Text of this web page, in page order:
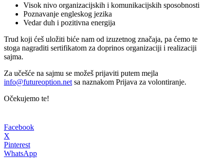
Visok nivo organizacijskih i komunikacijskih sposobnosti
Poznavanje engleskog jezika
Vedar duh i pozitivna energija
Trud koji ćeš uložiti biće nam od izuzetnog značaja, pa ćemo te
stoga nagraditi sertifikatom za doprinos organizaciji i realizaciji
sajma.
Za učešće na sajmu se možeš prijaviti putem mejla
info@futureoption.net sa naznakom Prijava za volontiranje.
Očekujemo te!
Facebook
X
Pinterest
WhatsApp